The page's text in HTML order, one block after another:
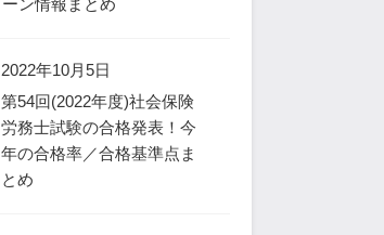
ーン情報まとめ
2022年10月5日
第54回(2022年度)社会保険
労務士試験の合格発表！今
年の合格率／合格基準点ま
とめ